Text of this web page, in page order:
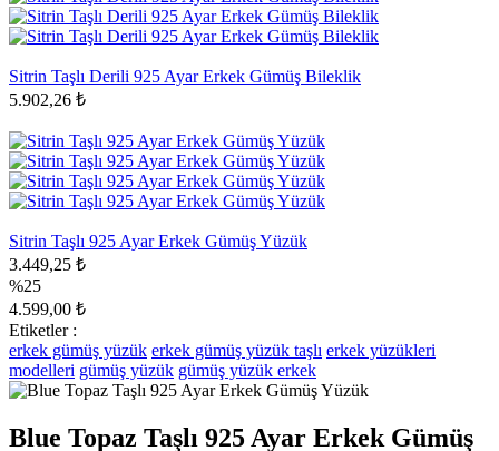
Sitrin Taşlı Derili 925 Ayar Erkek Gümüş Bileklik
5.902,26 ₺
Sitrin Taşlı 925 Ayar Erkek Gümüş Yüzük
3.449,25 ₺
%25
4.599,00 ₺
Etiketler :
erkek gümüş yüzük erkek gümüş yüzük taşlı erkek yüzükleri
modelleri gümüş yüzük gümüş yüzük erkek
Blue Topaz Taşlı 925 Ayar Erkek Gümüş